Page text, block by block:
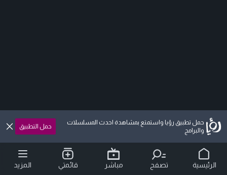
حمل تطبيق رؤيا واستمتع بمشاهدة احدث المسلسلات
والبرامج
حمل التطبيق
الرئيسية تصفح مباشر قائمتي المزيد